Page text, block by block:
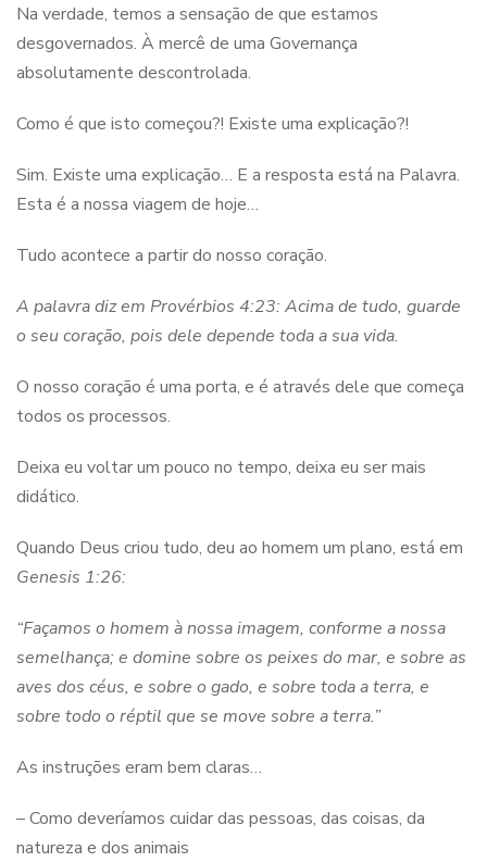
Na verdade, temos a sensação de que estamos
desgovernados. À mercê de uma Governança
absolutamente descontrolada.
Como é que isto começou?! Existe uma explicação?!
Sim. Existe uma explicação… E a resposta está na Palavra.
Esta é a nossa viagem de hoje…
Tudo acontece a partir do nosso coração.
A palavra diz em Provérbios 4:23: Acima de tudo, guarde
o seu coração, pois dele depende toda a sua vida.
O nosso coração é uma porta, e é através dele que começa
todos os processos.
Deixa eu voltar um pouco no tempo, deixa eu ser mais
didático.
Quando Deus criou tudo, deu ao homem um plano, está em
Genesis 1:26:
“Façamos o homem à nossa imagem, conforme a nossa
semelhança; e domine sobre os peixes do mar, e sobre as
aves dos céus, e sobre o gado, e sobre toda a terra, e
sobre todo o réptil que se move sobre a terra.”
As instruções eram bem claras…
– Como deveríamos cuidar das pessoas, das coisas, da
natureza e dos animais